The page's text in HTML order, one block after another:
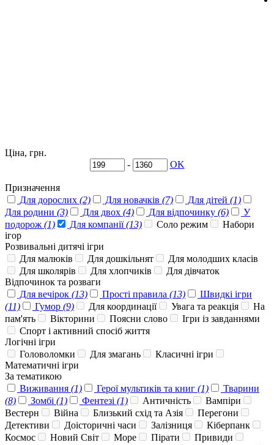
Ціна, грн.
-
OK
Призначення
Для дорослих (2) Для новачків (7) Для дітей (1)
Для родини (3) Для двох (4) Для відпочинку (6)
У
подорож (1) Для компанії(13) Соло режим
Набори
ігор
Розвивальні дитячі ігри
Для малюків
Для дошкільнят
Для молодших класів
Для школярів
Для хлопчиків
Для дівчаток
Відпочинок та розваги
Для вечірок (13) Прості правила (13)
Швидкі ігри
(11)
Гумор (9) Для координації Увага та реакція
На
пам'ять
Вікторини Поясни слово
Ігри із завданнями
Спорт і активний спосіб життя
Логічні ігри
Головоломки
Для змагань
Класичні ігри
Математичні ігри
За тематикою
Виживання (1) Герої мультиків та книг (1)
Тварини
(8)
Зомбі (1) Фентезі (1) Античність
Вампіри
Вестерн
Війна Близький схід та Азія
Перегони
Детективи
Доісторичні часи Залізниця
Кіберпанк
Космос
Новий Світ Море Пірати
Привиди